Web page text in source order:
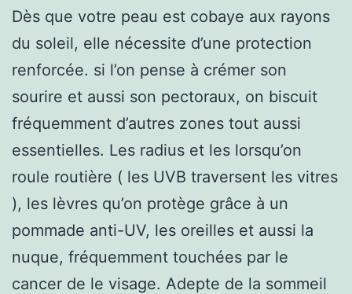
Dès que votre peau est cobaye aux rayons
du soleil, elle nécessite d’une protection
renforcée. si l’on pense à crémer son
sourire et aussi son pectoraux, on biscuit
fréquemment d’autres zones tout aussi
essentielles. Les radius et les lorsqu’on
roule routière ( les UVB traversent les vitres
), les lèvres qu’on protège grâce à un
pommade anti-UV, les oreilles et aussi la
nuque, fréquemment touchées par le
cancer de le visage. Adepte de la sommeil